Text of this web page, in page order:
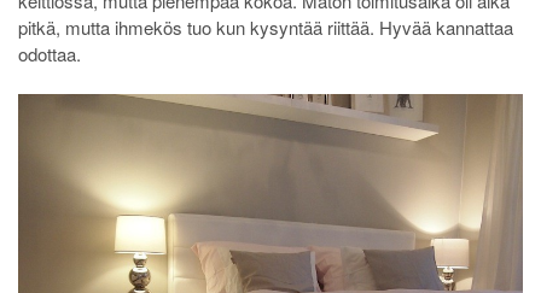
pitkä, mutta ihmekös tuo kun kysyntää riittää. Hyvää kannattaa
odottaa.